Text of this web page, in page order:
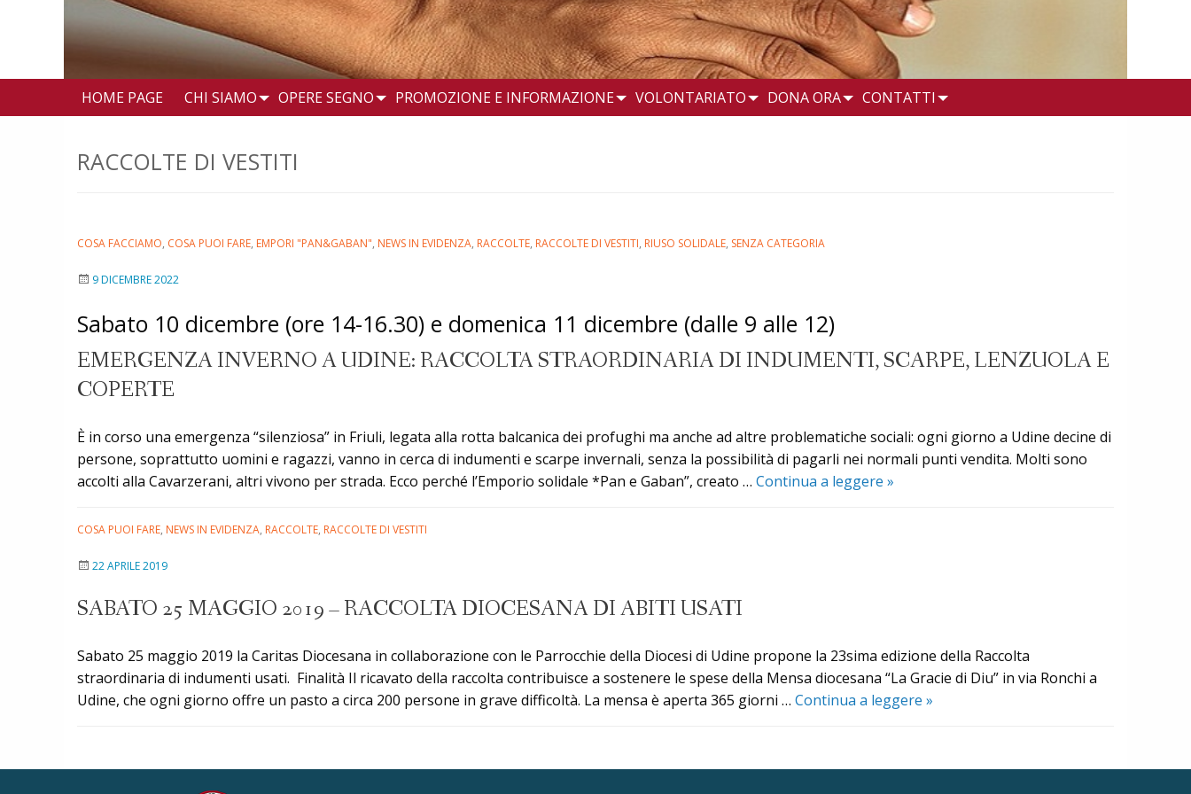
HOME PAGE CHI SIAMO OPERE SEGNO PROMOZIONE E INFORMAZIONE VOLONTARIATO DONA ORA CONTATTI
RACCOLTE DI VESTITI
COSA FACCIAMO, COSA PUOI FARE, EMPORI "PAN&GABAN", NEWS IN EVIDENZA, RACCOLTE, RACCOLTE DI VESTITI, RIUSO SOLIDALE, SENZA CATEGORIA
9 DICEMBRE 2022
Sabato 10 dicembre (ore 14-16.30) e domenica 11 dicembre (dalle 9 alle 12)
EMERGENZA INVERNO A UDINE: RACCOLTA STRAORDINARIA DI INDUMENTI, SCARPE, LENZUOLA E
COPERTE
È in corso una emergenza “silenziosa” in Friuli, legata alla rotta balcanica dei profughi ma anche ad altre problematiche sociali: ogni giorno a Udine decine di
persone, soprattutto uomini e ragazzi, vanno in cerca di indumenti e scarpe invernali, senza la possibilità di pagarli nei normali punti vendita. Molti sono
accolti alla Cavarzerani, altri vivono per strada. Ecco perché l’Emporio solidale *Pan e Gaban”, creato … Continua a leggere Emergenza
scarpe,
lenzuola
e
»
COSA PUOI FARE, NEWS IN EVIDENZA, RACCOLTE, RACCOLTE DI VESTITI
22 APRILE 2019
SABATO 25 MAGGIO 2019 – RACCOLTA DIOCESANA DI ABITI USATI
Sabato 25 maggio 2019 la Caritas Diocesana in collaborazione con le Parrocchie della Diocesi di Udine propone la 23sima edizione della Raccolta
straordinaria di indumenti usati. Finalità Il ricavato della raccolta contribuisce a sostenere le spese della Mensa diocesana “La Gracie di Diu” in via Ronchi a
Udine, che ogni giorno offre un pasto a circa 200 persone in grave difficoltà. La mensa è aperta 365 giorni … Continua a leggere Sabato
2019
»
P